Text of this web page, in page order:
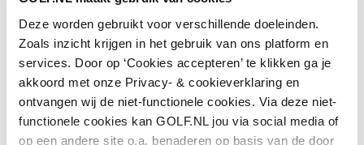
Deze worden gebruikt voor verschillende doeleinden.
Zoals inzicht krijgen in het gebruik van ons platform en
services. Door op ‘Cookies accepteren’ te klikken ga je
akkoord met onze Privacy- & cookieverklaring en
ontvangen wij de niet-functionele cookies. Via deze niet-
functionele cookies kan GOLF.NL jou via social media of
op een andere site o.a. benaderen op basis van de door
krijg je één strafslag.
Zie Regel 7.3
7. De bal ligt in een hindernis en
wordt op een foute plaats gedropt